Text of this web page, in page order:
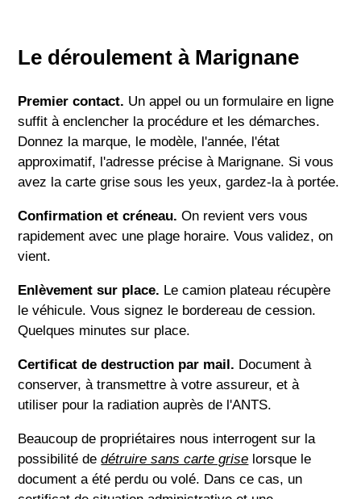
Le déroulement à Marignane
Premier contact. Un appel ou un formulaire en ligne
suffit à enclencher la procédure et les démarches.
Donnez la marque, le modèle, l'année, l'état
approximatif, l'adresse précise à Marignane. Si vous
avez la carte grise sous les yeux, gardez-la à portée.
Confirmation et créneau. On revient vers vous
rapidement avec une plage horaire. Vous validez, on
vient.
Enlèvement sur place. Le camion plateau récupère
le véhicule. Vous signez le bordereau de cession.
Quelques minutes sur place.
Certificat de destruction par mail. Document à
conserver, à transmettre à votre assureur, et à
utiliser pour la radiation auprès de l'ANTS.
Beaucoup de propriétaires nous interrogent sur la
possibilité dedétruire sans carte grise lorsque le
document a été perdu ou volé. Dans ce cas, un